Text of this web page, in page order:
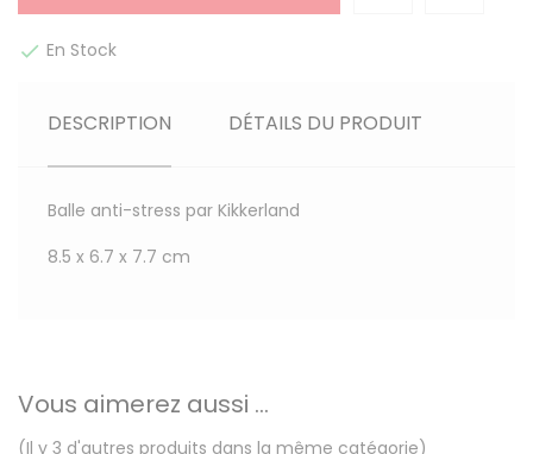
 En Stock
DESCRIPTION DÉTAILS DU PRODUIT
Balle anti-stress par Kikkerland
8.5 x 6.7 x 7.7 cm
Vous aimerez aussi ...
(Il y 3 d'autres produits dans la même catégorie)